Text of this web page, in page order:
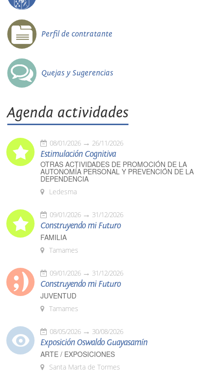
Perfil de contratante
Quejas y Sugerencias
Agenda actividades
08/01/2026 26/11/2026
Estimulación Cognitiva
OTRAS ACTIVIDADES DE PROMOCIÓN DE LA
AUTONOMÍA PERSONAL Y PREVENCIÓN DE LA
DEPENDENCIA
Ledesma
09/01/2026 31/12/2026
Construyendo mi Futuro
FAMILIA
Tamames
09/01/2026 31/12/2026
Construyendo mi Futuro
JUVENTUD
Tamames
08/05/2026 30/08/2026
Exposición Oswaldo Guayasamín
ARTE / EXPOSICIONES
Santa Marta de Tormes